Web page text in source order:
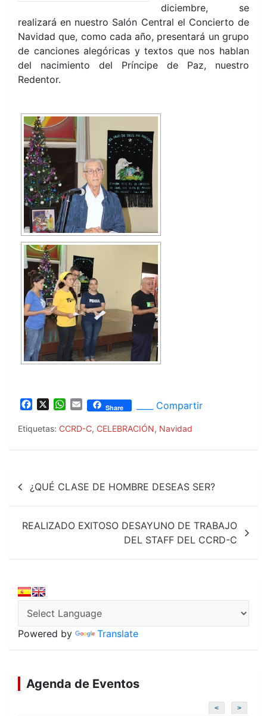
diciembre, se
realizará en nuestro Salón Central el Concierto de
Navidad que, como cada año, presentará un grupo
de canciones alegóricas y textos que nos hablan
del nacimiento del Príncipe de Paz, nuestro
Redentor.
c
b
k
W
a
s
p
E
a
l
Share ____ Compartir
Etiquetas: CCRD-C, CELEBRACIÓN, Navidad
Navegación
de
entradas
¿QUÉ CLASE DE HOMBRE DESEAS SER?
REALIZADO EXITOSO DESAYUNO DE TRABAJO
DEL STAFF DEL CCRD-C
Powered by Translate
Agenda de Eventos
< >